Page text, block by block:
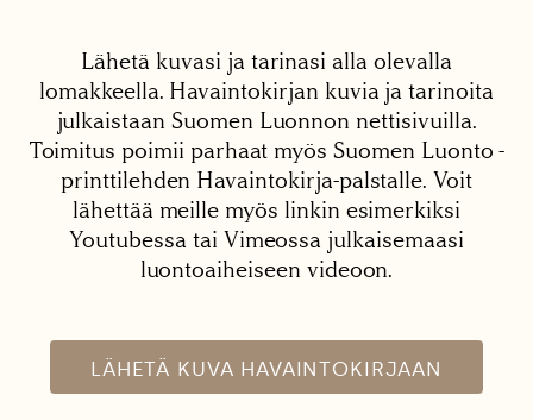
Lähetä kuvasi ja tarinasi alla olevalla
lomakkeella. Havaintokirjan kuvia ja tarinoita
julkaistaan Suomen Luonnon nettisivuilla.
Toimitus poimii parhaat myös Suomen Luonto -
printtilehden Havaintokirja-palstalle. Voit
lähettää meille myös linkin esimerkiksi
Youtubessa tai Vimeossa julkaisemaasi
luontoaiheiseen videoon.
LÄHETÄ KUVA HAVAINTOKIRJAAN